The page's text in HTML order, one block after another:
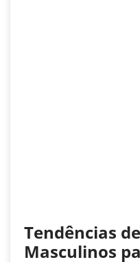
Tendências
Masculinos